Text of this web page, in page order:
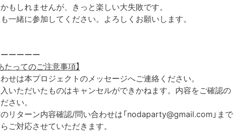
もしれませんが、きっと楽しい大失敗です。
一緒に参加してください。よろしくお願いします。
ーーーー
たってのご注意事項】
せは本プロジェクトのメッセージへご連絡ください。
入いただいたものはキャンセルができかねます。内容をご確認の
さい。
のリターン内容確認/問い合わせは「nodaparty@gmail.com」まで
ご対応させていただきます。